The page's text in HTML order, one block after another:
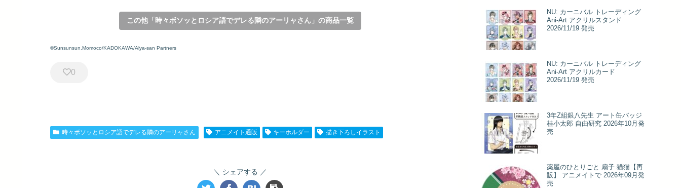
この他「時々ボソッとロシア語でデレる隣のアーリャさん」の商品一覧
©Sunsunsun,Momoco/KADOKAWA/Alya-san Partners
0
時々ボソッとロシア語でデレる隣のアーリャさん アニメイト通販 キーホルダー 描き下ろしイラスト
シェアする
NU: カーニバル トレーディング
Ani-Art アクリルスタンド
2026/11/19 発売
NU: カーニバル トレーディング
Ani-Art アクリルカード
2026/11/19 発売
3年Z組銀八先生 アート缶バッジ
桂小太郎 自由研究 2026年10月発
売
薬屋のひとりごと 扇子 猫猫【再
販】 アニメイトで 2026年09月発
売